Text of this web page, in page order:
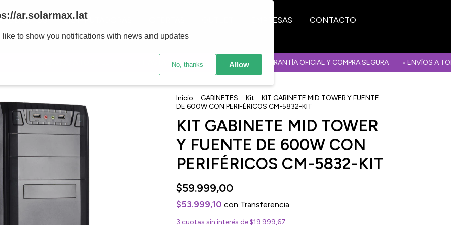
COMPUTADORAS EMPRESAS CONTACTO
• HASTA 12 CUOTAS SIN INTERÉS • GARANTÍA OFICIAL Y COMPRA SEGURA • ENVÍOS A TODO EL
Inicio . GABINETES . Kit . KIT GABINETE MID TOWER Y FUENTE
DE 600W CON PERIFÉRICOS CM-5832-KIT
KIT GABINETE MID TOWER
Y FUENTE DE 600W CON
PERIFÉRICOS CM-5832-KIT
$59.999,00
$53.999,10 con Transferencia
3 cuotas sin interés de$19.999,67
ar.solarmax.lat
like to show you notifications with news and updates
No, thanks Allow